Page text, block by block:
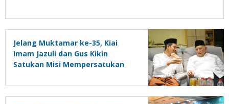
Jelang Muktamar ke-35, Kiai
Imam Jazuli dan Gus Kikin
Satukan Misi Mempersatukan